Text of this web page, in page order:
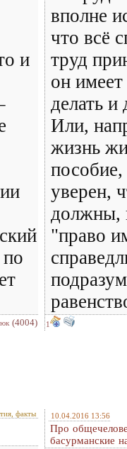
и
(4004)
вполне
что всё
труд
он
делать и
Или,
жизнь
уверен,
должны,
"право
1
факты 10.04.2016 13:56
Про
басурманские